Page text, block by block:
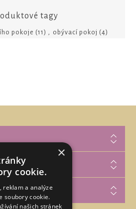
tagy
pokoje (11) obývací pokoj (4)
×
cookie.
reklam a analýze
soubory cookie.
našich stránek